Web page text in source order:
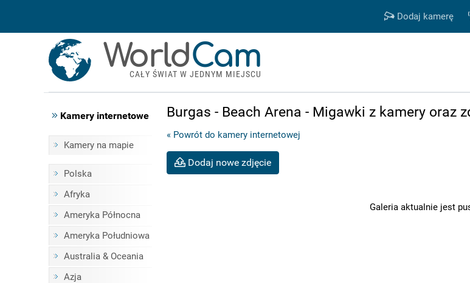
Dodaj kamerę
WorldCam
CAŁY ŚWIAT W JEDNYM MIEJSCU
Kamery internetowe
Kamery na mapie
Polska
Afryka
Ameryka Północna
Ameryka Południowa
Australia & Oceania
Azja
Burgas - Beach Arena - Migawki z kamery oraz
« Powrót do kamery internetowej
Dodaj nowe zdjęcie
Galeria aktualnie jest